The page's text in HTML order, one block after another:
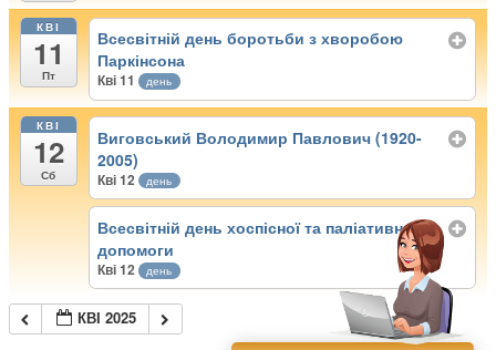
КВІ
11
Пт
Всесвітній день боротьби з хворобою
Паркінсона
Кві 11 день
КВІ
12
Сб
Виговський Володимир Павлович (1920-
2005)
Кві 12 день
Всесвітній день хоспісної та паліативної
допомоги
Кві 12 день
КВІ 2025